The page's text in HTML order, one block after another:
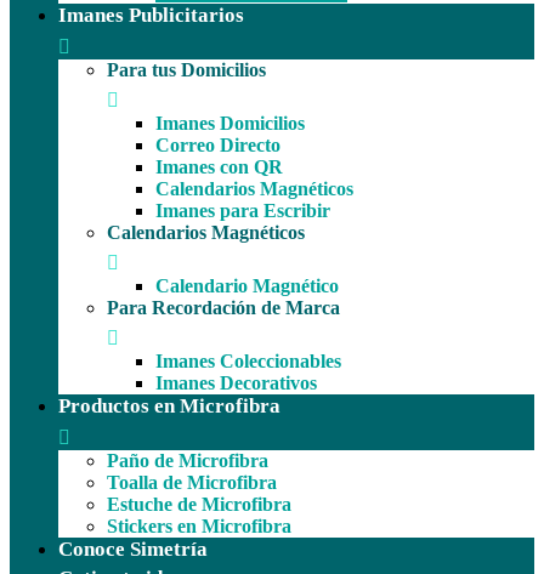
Imanes Publicitarios
Para tus Domicilios
Imanes Domicilios
Correo Directo
Imanes con QR
Calendarios Magnéticos
Imanes para Escribir
Calendarios Magnéticos
Calendario Magnético
Para Recordación de Marca
Imanes Coleccionables
Imanes Decorativos
Productos en Microfibra
Paño de Microfibra
Toalla de Microfibra
Estuche de Microfibra
Stickers en Microfibra
Conoce Simetría